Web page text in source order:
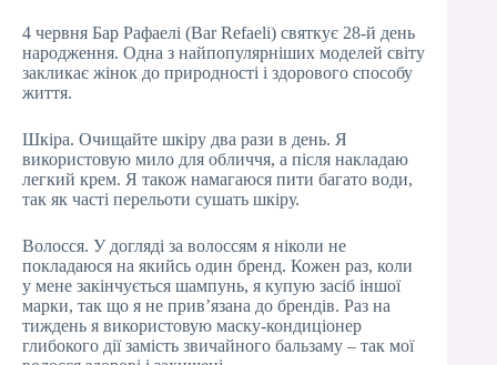
4 червня Бар Рафаелі (Bar Refaeli) святкує 28-й день
народження. Одна з найпопулярніших моделей світу
закликає жінок до природності і здорового способу
життя.
Шкіра. Очищайте шкіру два рази в день. Я
використовую мило для обличчя, а після накладаю
легкий крем. Я також намагаюся пити багато води,
так як часті перельоти сушать шкіру.
Волосся. У догляді за волоссям я ніколи не
покладаюся на якийсь один бренд. Кожен раз, коли
у мене закінчується шампунь, я купую засіб іншої
марки, так що я не прив’язана до брендів. Раз на
тиждень я використовую маску-кондиціонер
глибокого дії замість звичайного бальзаму – так мої